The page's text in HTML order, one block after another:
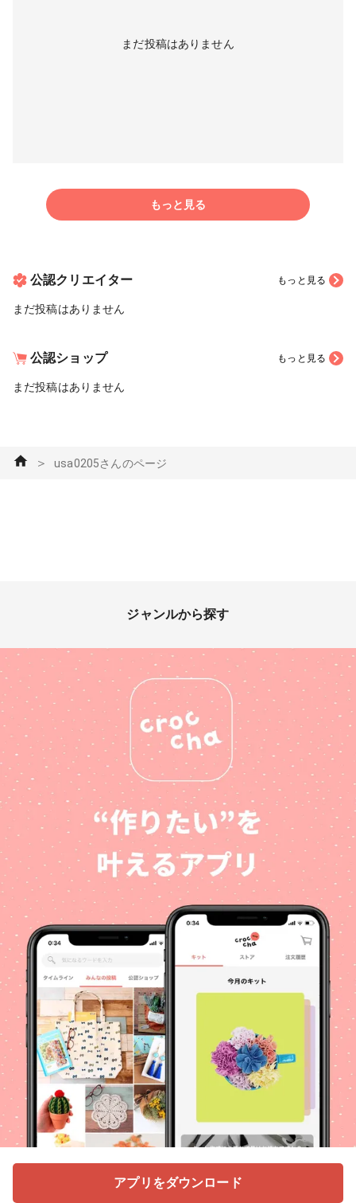
まだ投稿はありません
もっと見る
公認クリエイター もっと見る
まだ投稿はありません
公認ショップ もっと見る
まだ投稿はありません
＞ usa0205さんのページ
ジャンルから探す
アプリをダウンロード